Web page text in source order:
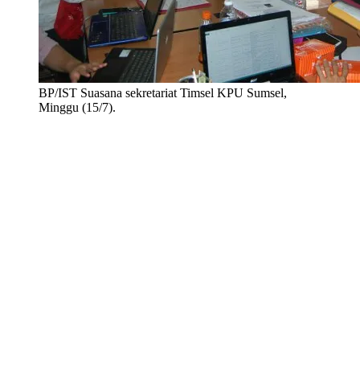
BP/IST Suasana sekretariat Timsel KPU Sumsel,
Minggu (15/7).